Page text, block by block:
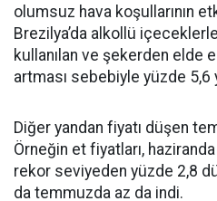
olumsuz hava koşullarının
Brezilya’da alkollü
kullanılan ve şekerden elde
artması sebebiyle yüzde 5,6
Diğer yandan fiyatı düşen
Örneğin et fiyatları,
rekor seviyeden yüzde 2,8
da temmuzda az da indi.